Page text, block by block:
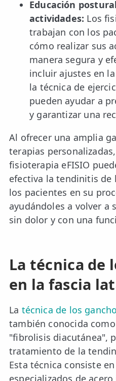
Educación
actividades: Los
trabajan con los
cómo realizar sus
manera segura y
incluir ajustes en
la técnica de
pueden ayudar a
y garantizar una
Al ofrecer una amplia
terapias
fisioterapia eFISIO
efectiva la tendinitis de
los pacientes en su
ayudándoles a volver a
sin dolor y con una
La técnica de
en la fascia
La técnica de los
también conocida
"fibrolisis diacutánea",
tratamiento de la
Esta técnica consiste